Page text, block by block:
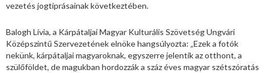
vezetés jogtiprásainak következtében.
Balogh Lívia, a Kárpátaljai Magyar Kulturális Szövetség Ungvári
Középszintű Szervezetének elnöke hangsúlyozta: „Ezek a fotók
nekünk, kárpátaljai magyaroknak, egyszerre jelentik az otthont, a
szülőföldet, de magukban hordozzák a száz éves magyar szétszóratás